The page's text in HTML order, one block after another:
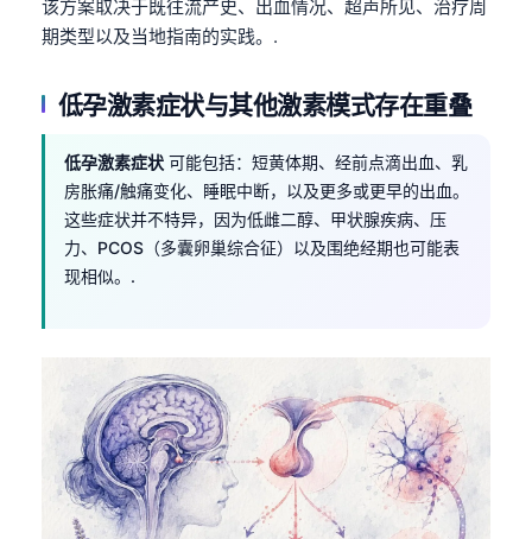
该方案取决于既往流产史、出血情况、超声所见、治疗周
期类型以及当地指南的实践。.
低孕激素症状与其他激素模式存在重叠
低孕激素症状 可能包括：短黄体期、经前点滴出血、乳
房胀痛/触痛变化、睡眠中断，以及更多或更早的出血。
这些症状并不特异，因为低雌二醇、甲状腺疾病、压
力、PCOS（多囊卵巢综合征）以及围绝经期也可能表
现相似。.